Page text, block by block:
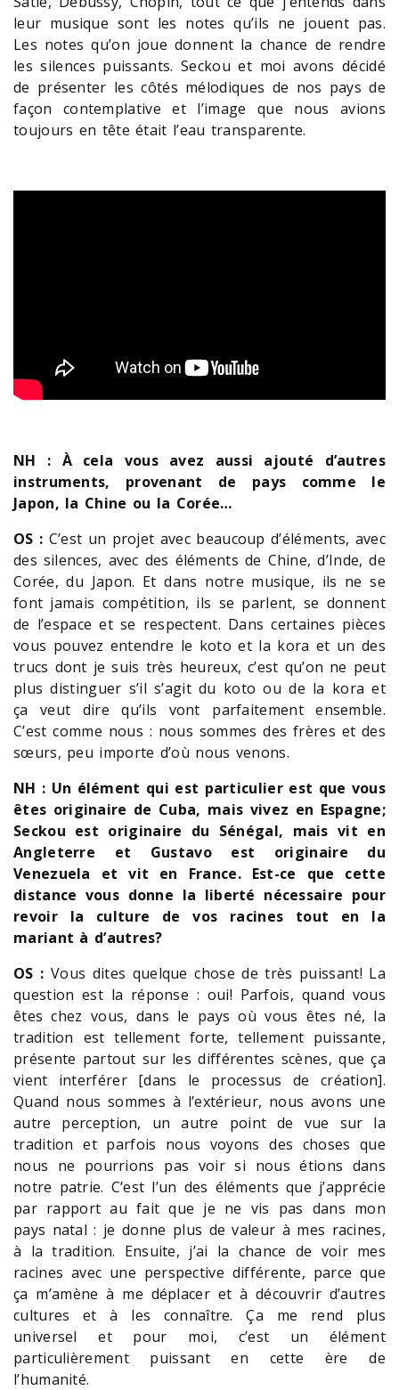
leur musique sont les notes qu’ils ne jouent pas.
Les notes qu’on joue donnent la chance de rendre
les silences puissants. Seckou et moi avons décidé
de présenter les côtés mélodiques de nos pays de
façon contemplative et l’image que nous avions
toujours en tête était l’eau transparente.
NH : À cela vous avez aussi ajouté d’autres
instruments, provenant de pays comme le
Japon, la Chine ou la Corée…
OS : C’est un projet avec beaucoup d’éléments, avec
des silences, avec des éléments de Chine, d’Inde, de
Corée, du Japon. Et dans notre musique, ils ne se
font jamais compétition, ils se parlent, se donnent
de l’espace et se respectent. Dans certaines pièces
vous pouvez entendre le koto et la kora et un des
trucs dont je suis très heureux, c’est qu’on ne peut
plus distinguer s’il s’agit du koto ou de la kora et
ça veut dire qu’ils vont parfaitement ensemble.
C’est comme nous : nous sommes des frères et des
sœurs, peu importe d’où nous venons.
NH : Un élément qui est particulier est que vous
êtes originaire de Cuba, mais vivez en Espagne;
Seckou est originaire du Sénégal, mais vit en
Angleterre et Gustavo est originaire du
Venezuela et vit en France. Est-ce que cette
distance vous donne la liberté nécessaire pour
revoir la culture de vos racines tout en la
mariant à d’autres?
OS : Vous dites quelque chose de très puissant! La
question est la réponse : oui! Parfois, quand vous
êtes chez vous, dans le pays où vous êtes né, la
tradition est tellement forte, tellement puissante,
présente partout sur les différentes scènes, que ça
vient interférer [dans le processus de création].
Quand nous sommes à l’extérieur, nous avons une
autre perception, un autre point de vue sur la
tradition et parfois nous voyons des choses que
nous ne pourrions pas voir si nous étions dans
notre patrie. C’est l’un des éléments que j’apprécie
par rapport au fait que je ne vis pas dans mon
pays natal : je donne plus de valeur à mes racines,
à la tradition. Ensuite, j’ai la chance de voir mes
racines avec une perspective différente, parce que
ça m’amène à me déplacer et à découvrir d’autres
cultures et à les connaître. Ça me rend plus
universel et pour moi, c’est un élément
particulièrement puissant en cette ère de
l’humanité.